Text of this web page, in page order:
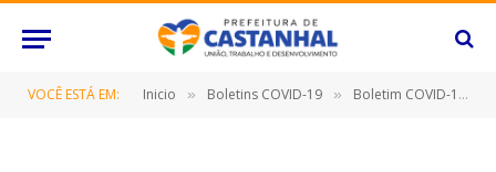
VOCÊ ESTÁ EM: Inicio » Boletins COVID-19 » Boletim COVID-19 (27/08/2021)